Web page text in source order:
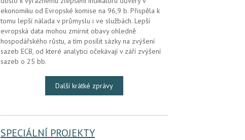
ekonomiku od Evropské komise na 96,9 b. Přispěla k
tomu lepší nálada v průmyslu i ve službách. Lepší
evropská data mohou zmírnit obavy ohledně
hospodářského růstu, a tím posílit sázky na zvýšení
sazeb ECB, od které analytici očekávají v září zvýšení
sazeb o 25 bb.
Další krátké zprávy
SPECIÁLNÍ PROJEKTY